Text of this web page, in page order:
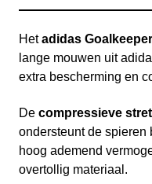
Hetadidas
lange mouwen uit
extra bescherming en
De compressieve
ondersteunt de
hoog ademend
overtollig materiaal.